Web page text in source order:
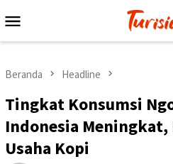
ke
Mobile
Beranda Headline
Tingkat Konsumsi
Indonesia
Usaha Kopi